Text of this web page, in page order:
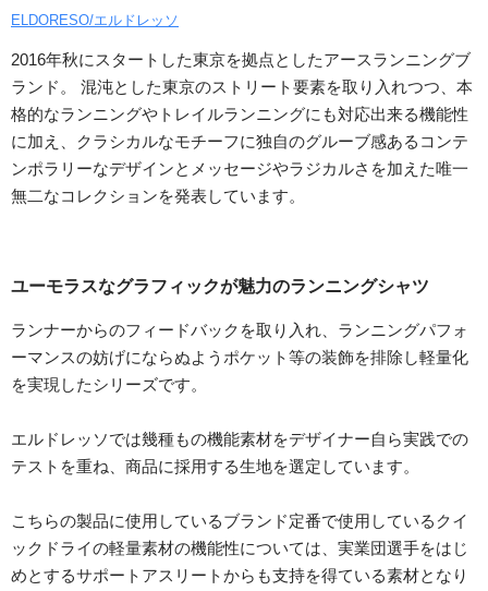
ELDORESO/エルドレッソ
2016年秋にスタートした東京を拠点としたアースランニングブ
ランド。 混沌とした東京のストリート要素を取り入れつつ、本
格的なランニングやトレイルランニングにも対応出来る機能性
に加え、クラシカルなモチーフに独自のグルーブ感あるコンテ
ンポラリーなデザインとメッセージやラジカルさを加えた唯一
無二なコレクションを発表しています。
ユーモラスなグラフィックが魅力のランニングシャツ
ランナーからのフィードバックを取り入れ、ランニングパフォ
ーマンスの妨げにならぬようポケット等の装飾を排除し軽量化
を実現したシリーズです。
エルドレッソでは幾種もの機能素材をデザイナー自ら実践での
テストを重ね、商品に採用する生地を選定しています。
こちらの製品に使用しているブランド定番で使用しているクイ
ックドライの軽量素材の機能性については、実業団選手をはじ
めとするサポートアスリートからも支持を得ている素材となり